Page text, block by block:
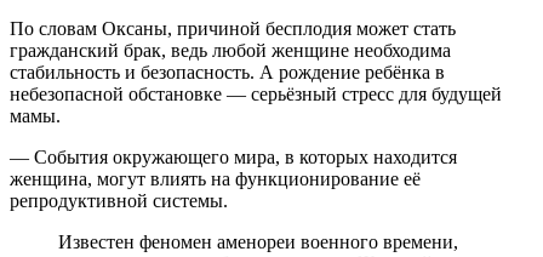
По словам Оксаны, причиной бесплодия может стать
гражданский брак, ведь любой женщине необходима
стабильность и безопасность. А рождение ребёнка в
небезопасной обстановке — серьёзный стресс для будущей
мамы.
— События окружающего мира, в которых находится
женщина, могут влиять на функционирование её
репродуктивной системы.
Известен феномен аменореи военного времени,